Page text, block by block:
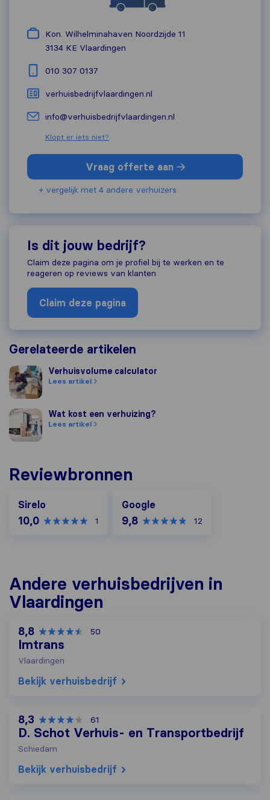
Kon. Wilhelminahaven Noordzijde 11
3134 KE Vlaardingen
010 307 0137
verhuisbedrijfvlaardingen.nl
info@verhuisbedrijfvlaardingen.nl
Klopt er iets niet?
Vraag offerte aan
+ vergelijk met 4 andere verhuizers
Is dit jouw bedrijf?
Claim deze pagina om je profiel bij te werken en te
reageren op reviews van klanten
Claim deze pagina
Gerelateerde artikelen
Verhuisvolume calculator
Verhuisvolume calculator
Lees artikel
Wat kost een verhuizing?
Wat kost een verhuizing?
Lees artikel
Reviewbronnen
Sirelo
10,0 1
Google
9,8 12
Andere verhuisbedrijven in
Vlaardingen
8,8 50
Imtrans
Vlaardingen
Bekijk verhuisbedrijf
8,3 61
D. Schot Verhuis- en Transportbedrijf
Schiedam
Bekijk verhuisbedrijf